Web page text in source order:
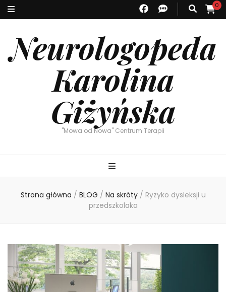
0
Neurologopeda
Karolina
Giżyńska
"Mowa od Nowa" Centrum Terapii
Strona główna / BLOG / Na skróty / Ryzyko dysleksji u
przedszkolaka